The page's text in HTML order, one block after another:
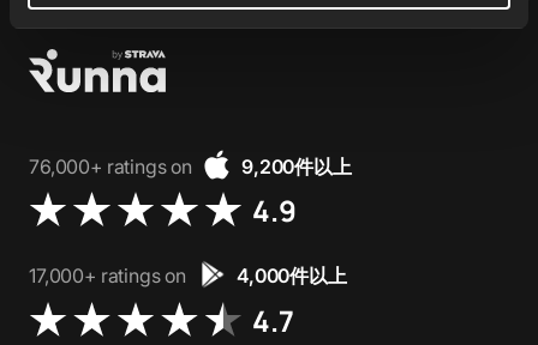
76,000+ ratings on 9,200件以上
4.9
17,000+ ratings on 4,000件以上
4.7